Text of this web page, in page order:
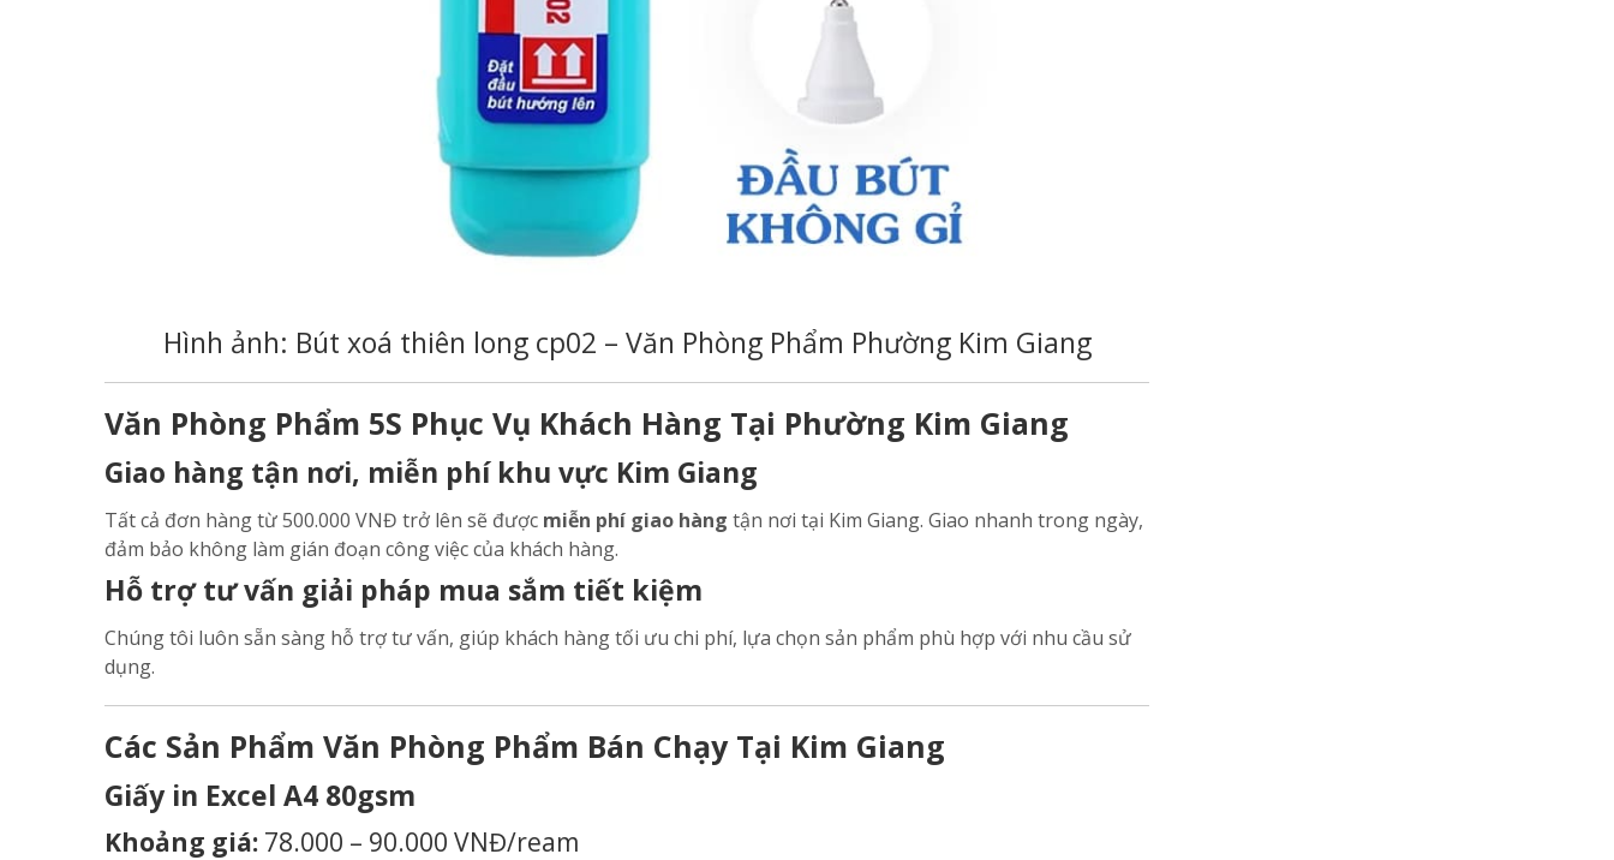
Hình ảnh: Bút xoá thiên long cp02 – Văn Phòng Phẩm Phường Kim Giang
Văn Phòng Phẩm 5S Phục Vụ Khách Hàng Tại Phường Kim Giang
Giao hàng tận nơi, miễn phí khu vực Kim Giang
Tất cả đơn hàng từ 500.000 VNĐ trở lên sẽ được miễn phí giao hàng tận nơi tại Kim Giang. Giao nhanh trong ngày,
đảm bảo không làm gián đoạn công việc của khách hàng.
Hỗ trợ tư vấn giải pháp mua sắm tiết kiệm
Chúng tôi luôn sẵn sàng hỗ trợ tư vấn, giúp khách hàng tối ưu chi phí, lựa chọn sản phẩm phù hợp với nhu cầu sử
dụng.
Các Sản Phẩm Văn Phòng Phẩm Bán Chạy Tại Kim Giang
Giấy in Excel A4 80gsm
Khoảng giá: 78.000 – 90.000 VNĐ/ream